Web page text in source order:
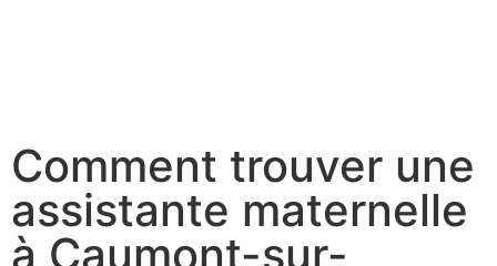
Comment trouver une
assistante maternelle
à Caumont-sur-